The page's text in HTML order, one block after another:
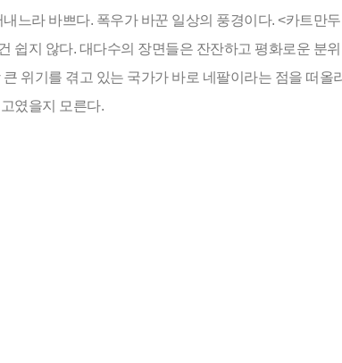
느라 바쁘다. 폭우가 바꾼 일상의 풍경이다. <카트만
쉽지 않다. 대다수의 장면들은 잔잔하고 평화로운 분
위기를 겪고 있는 국가가 바로 네팔이라는 점을 떠
였을지 모른다.